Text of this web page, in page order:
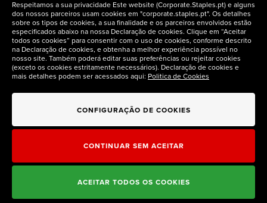
Siga-nos nas redes sociais
Respeitamos a sua privacidade Este website (Corporate.Staples.pt) e alguns
dos nossos parceiros usam cookies em "corporate.staples.pt". Os detalhes
sobre os tipos de cookies, a sua finalidade e os parceiros envolvidos estão
especificados abaixo na nossa Declaração de cookies. Clique em “Aceitar
todos os cookies” para consentir com o uso de cookies, conforme descrito
na Declaração de cookies, e obtenha a melhor experiência possível no
nosso site. Também poderá editar suas preferências ou rejeitar cookies
(exceto os cookies estritamente necessários). Declaração de cookies e
mais detalhes podem ser acessados aqui: Politica de Cookies
CONFIGURAÇÃO DE COOKIES
CONTINUAR SEM ACEITAR
ACEITAR TODOS OS COOKIES